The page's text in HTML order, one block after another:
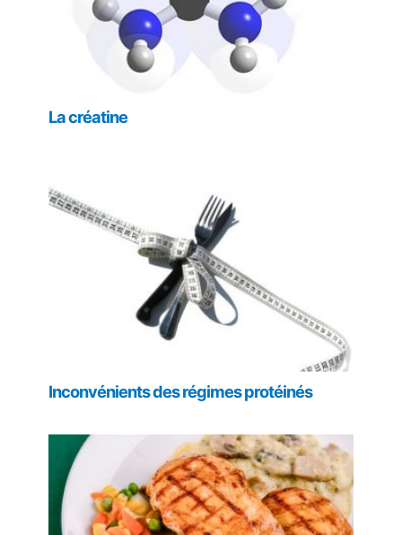
La créatine
Inconvénients des régimes protéinés